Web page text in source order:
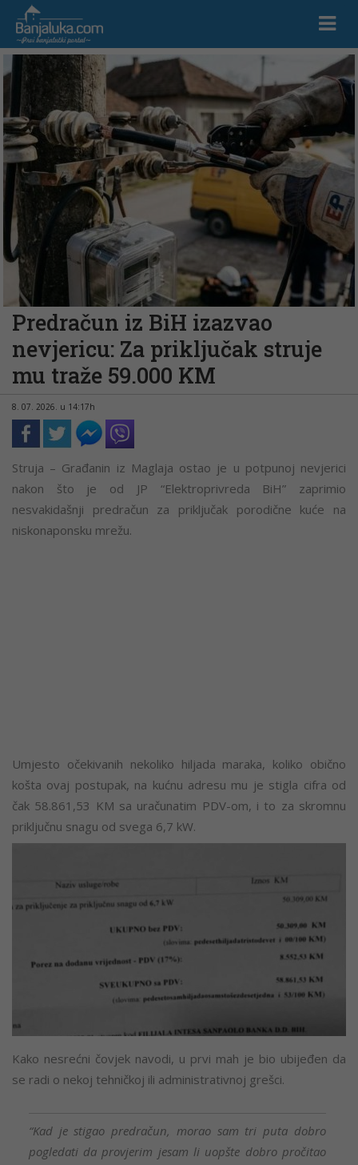
Predračun iz BiH izazvao
nevjericu: Za priključak struje
mu traže 59.000 KM
8. 07. 2026. u 14:17h
Struja – Građanin iz Maglaja ostao je u potpunoj nevjerici
nakon što je od JP “Elektroprivreda BiH” zaprimio
nesvakidašnji predračun za priključak porodične kuće na
niskonaponsku mrežu.
Umjesto očekivanih nekoliko hiljada maraka, koliko obično
košta ovaj postupak, na kućnu adresu mu je stigla cifra od
čak 58.861,53 KM sa uračunatim PDV-om, i to za skromnu
priključnu snagu od svega 6,7 kW.
Kako nesrećni čovjek navodi, u prvi mah je bio ubijeđen da
se radi o nekoj tehničkoj ili administrativnoj grešci.
“Kad je stigao predračun, morao sam tri puta dobro
pogledati da provjerim jesam li uopšte dobro pročitao